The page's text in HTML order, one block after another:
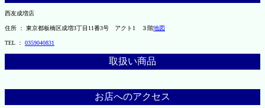
西友成増店
住所 ： 東京都板橋区成増3丁目11番3号 アクト1 ３階地図
TEL ： 0359040831
取扱い商品
お店へのアクセス